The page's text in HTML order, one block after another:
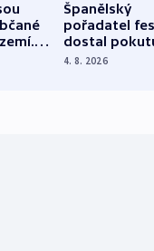
Španělský
pořadatel
dostal
nekalé
4. 8. 2026